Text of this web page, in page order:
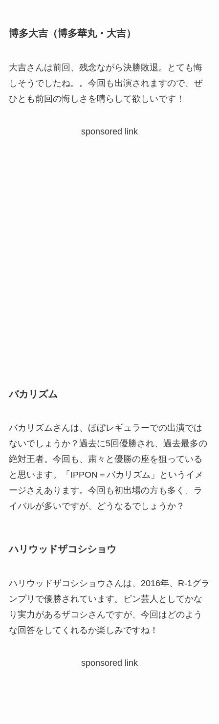
博多大吉（博多華丸・大吉）
大吉さんは前回、残念ながら決勝敗退。とても悔
しそうでしたね。。今回も出演されますので、ぜ
ひとも前回の悔しさを晴らして欲しいです！
sponsored link
バカリズム
バカリズムさんは、ほぼレギュラーでの出演では
ないでしょうか？過去に5回優勝され、過去最多の
絶対王者。今回も、粛々と優勝の座を狙っている
と思います。「IPPON＝バカリズム」というイメ
ージさえあります。今回も初出場の方も多く、ラ
イバルが多いですが、どうなるでしょうか？
ハリウッドザコシショウ
ハリウッドザコシショウさんは、2016年、R-1グラ
ンプリで優勝されています。ピン芸人としてかな
り実力があるザコシさんですが、今回はどのよう
な回答をしてくれるか楽しみですね！
sponsored link